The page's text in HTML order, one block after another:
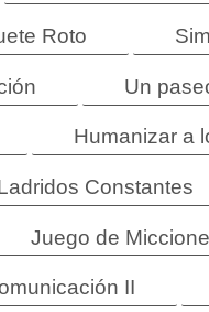
Roto
Un
Humanizar a
Constantes
Juego de
II